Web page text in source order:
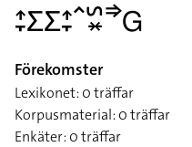
􌤴􌥙􌤥􌤥􌤴􌥙􌥦􌥲􌦂􌦆􌤦
Förekomster
Lexikonet: 0 träffar
Korpusmaterial: 0 träffar
Enkäter: 0 träffar